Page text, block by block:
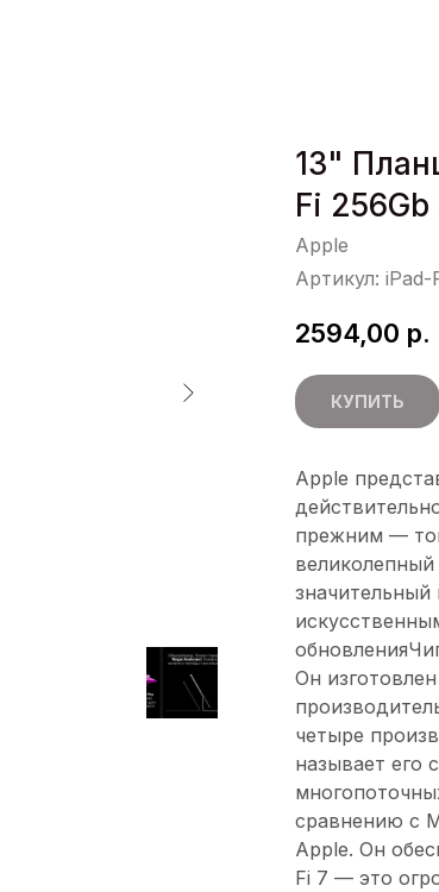
13"
Fi
Apple
Артикул: iPad-
2594,00 р.
КУПИТЬ
Apple
прежним —
Он
четыре
называет
сравнению с
Apple. Он
Fi 7 — это